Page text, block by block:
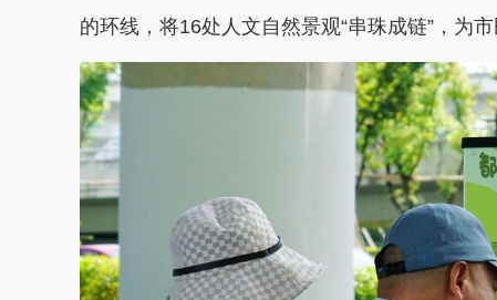
的环线，将16处人文自然景观“串珠成链”，为